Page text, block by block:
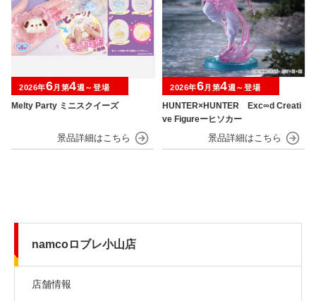
Melty Party ミニスクイーズ
2026年6月第4週～登場
HUNTER×HUNTER Exc∞d Creati
ve Figureーヒソカー
2026年6月第4週～登場
namcoロブレ小山店
店舗情報